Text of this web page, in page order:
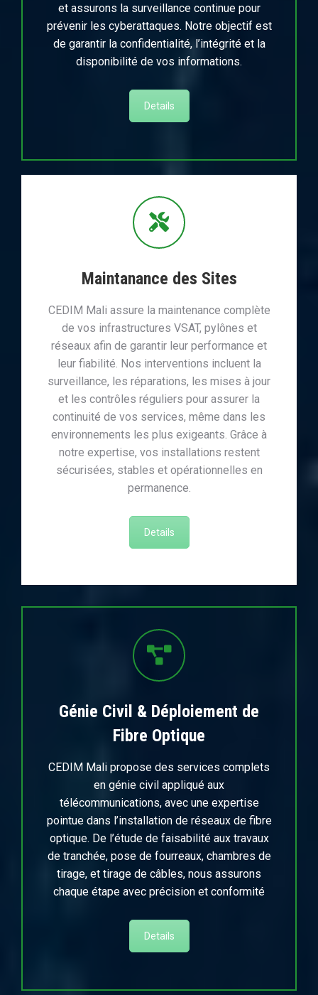
et assurons la surveillance continue pour
prévenir les cyberattaques. Notre objectif est
de garantir la confidentialité, l’intégrité et la
disponibilité de vos informations.
Details
Maintanance des Sites
CEDIM Mali assure la maintenance complète
de vos infrastructures VSAT, pylônes et
réseaux afin de garantir leur performance et
leur fiabilité. Nos interventions incluent la
surveillance, les réparations, les mises à jour
et les contrôles réguliers pour assurer la
continuité de vos services, même dans les
environnements les plus exigeants. Grâce à
notre expertise, vos installations restent
sécurisées, stables et opérationnelles en
permanence.
Details
Génie Civil & Déploiement de
Fibre Optique
CEDIM Mali propose des services complets
en génie civil appliqué aux
télécommunications, avec une expertise
pointue dans l’installation de réseaux de fibre
optique. De l’étude de faisabilité aux travaux
de tranchée, pose de fourreaux, chambres de
tirage, et tirage de câbles, nous assurons
chaque étape avec précision et conformité
Details